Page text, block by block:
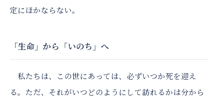
定にほかならない。
「生命」から「いのち」へ
私たちは、この世にあっては、必ずいつか死を迎え
る。ただ、それがいつどのようにして訪れるかは分から